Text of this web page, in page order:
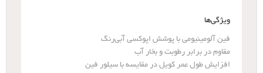
ویژگی‌ها
فین آلومینیومی با پوشش اپوکسی آبی‌رنگ
مقاوم در برابر رطوبت و بخار آب
افزایش طول عمر کویل در مقایسه با سیلور فین